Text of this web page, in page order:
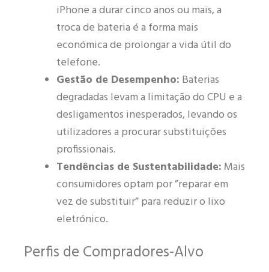
iPhone a durar cinco anos ou mais, a
troca de bateria é a forma mais
económica de prolongar a vida útil do
telefone.
Gestão de Desempenho: Baterias
degradadas levam a limitação do CPU e a
desligamentos inesperados, levando os
utilizadores a procurar substituições
profissionais.
Tendências de Sustentabilidade: Mais
consumidores optam por ”reparar em
vez de substituir” para reduzir o lixo
eletrónico.
Perfis de Compradores-Alvo